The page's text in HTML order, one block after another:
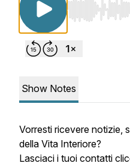
Use Left/
Show Notes
Vorresti ricevere notizie,
della Vita Interiore?
Lasciaci i tuoi contatti